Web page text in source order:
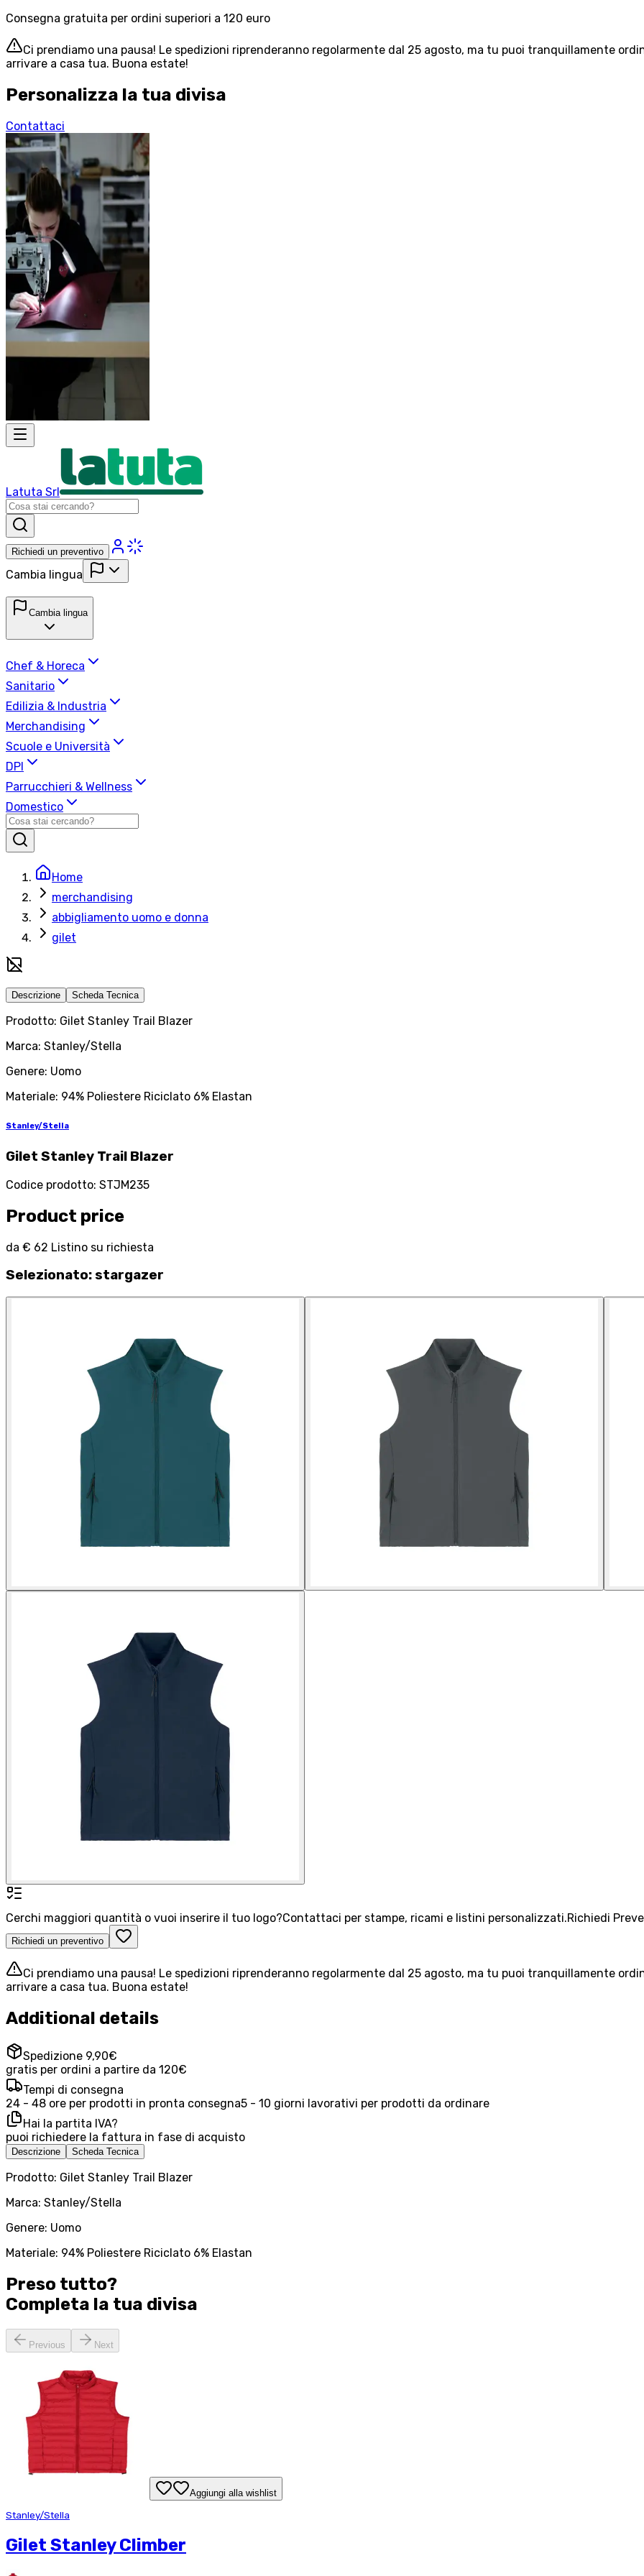
Consegna gratuita per ordini superiori a 120 euro
Ci prendiamo una pausa! Le spedizioni riprenderanno regolarmente dal 25 agosto, ma tu puoi tranquillamente
arrivare a casa tua. Buona estate!
Personalizza la tua divisa
Contattaci
Latuta Srl
Richiedi un preventivo
Cambia lingua
Cambia lingua
Chef & Horeca
Sanitario
Edilizia & Industria
Merchandising
Scuole e Università
DPI
Parrucchieri & Wellness
Domestico
Home
merchandising
abbigliamento uomo e donna
gilet
Descrizione Scheda Tecnica
Prodotto: Gilet Stanley Trail Blazer
Marca: Stanley/Stella
Genere: Uomo
Materiale: 94% Poliestere Riciclato 6% Elastan
Stanley/Stella
Gilet Stanley Trail Blazer
Codice prodotto: STJM235
Product price
da € 62 Listino su richiesta
Selezionato:stargazer
Cerchi maggiori quantità o vuoi inserire il tuo logo?Contattaci per stampe, ricami e listini personalizzati.Richiedi
Richiedi un preventivo
Ci prendiamo una pausa! Le spedizioni riprenderanno regolarmente dal 25 agosto, ma tu puoi tranquillamente
arrivare a casa tua. Buona estate!
Additional details
Spedizione 9,90€
gratis per ordini a partire da 120€
Tempi di consegna
24 - 48 ore per prodotti in pronta consegna5 - 10 giorni lavorativi per prodotti da ordinare
Hai la partita IVA?
puoi richiedere la fattura in fase di acquisto
Descrizione Scheda Tecnica
Prodotto: Gilet Stanley Trail Blazer
Marca: Stanley/Stella
Genere: Uomo
Materiale: 94% Poliestere Riciclato 6% Elastan
Preso tutto?
Completa la tua divisa
Previous Next
Aggiungi alla wishlist
Stanley/Stella
Gilet Stanley Climber